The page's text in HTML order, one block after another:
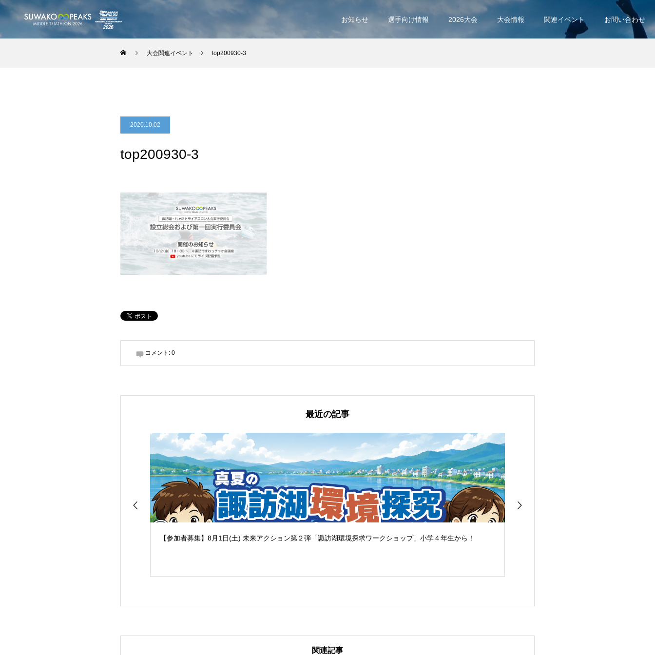
お知らせ 選手向け情報 2026大会 大会情報 関連イベント お問い合わせ
大会関連イベント top200930-3
2020.10.02
top200930-3
コメント: 0
最近の記事
【参加者募集】8月1日(土) 未来アクション第２弾「諏訪湖環境探求ワークショップ」小学４年生から！
関連記事